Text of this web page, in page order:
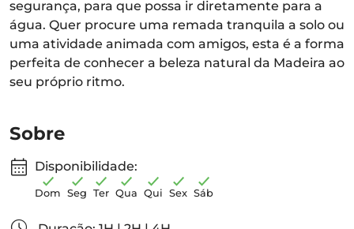
segurança, para que possa ir diretamente para a
água. Quer procure uma remada tranquila a solo ou
uma atividade animada com amigos, esta é a forma
perfeita de conhecer a beleza natural da Madeira ao
seu próprio ritmo.
Sobre
Disponibilidade:
Dom Seg Ter Qua Qui Sex Sáb